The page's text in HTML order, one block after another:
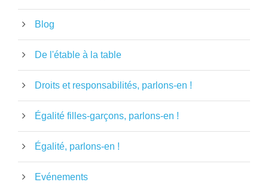
Blog
De l'étable à la table
Droits et responsabilités, parlons-en !
Égalité filles-garçons, parlons-en !
Égalité, parlons-en !
Evénements